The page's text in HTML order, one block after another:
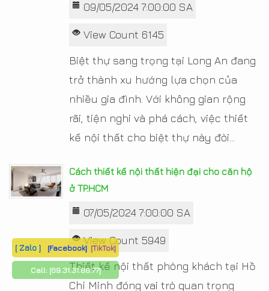
09/05/2024 7:00:00 SA
View Count 6145
Biệt thự sang trọng tại Long An đang
trở thành xu hướng lựa chọn của
nhiều gia đình. Với không gian rộng
rãi, tiện nghi và phá cách, việc thiết
kế nội thất cho biệt thự này đòi...
Cách thiết kế nội thất hiện đại cho căn hộ
ở TP.HCM
07/05/2024 7:00:00 SA
View Count 5949
Thiết kế nội thất phòng khách tại Hồ
Chí Minh đóng vai trò quan trọng
[ Zalo ] [Facebook] [TikTok]
Call: [09.31.31.88.77]